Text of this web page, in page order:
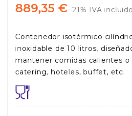
889,35 € 21% IVA incluido
Contenedor isotérmico
inoxidable de 10 litros,
mantener comidas calientes o
catering, hoteles, buffet, etc.